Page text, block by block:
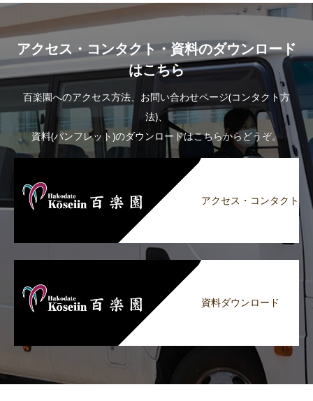
アクセス・コンタクト・資料のダウンロード
はこちら
百楽園へのアクセス方法、お問い合わせページ(コンタクト方
法)、
資料(パンフレット)のダウンロードはこちらからどうぞ。
アクセス・コンタクト
資料ダウンロード